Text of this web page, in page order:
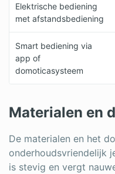
Elektrische bediening
met afstandsbediening
Smart bediening via
app of
domoticasysteem
Materialen en
De materialen en het
onderhoudsvriendelijk
is stevig en vergt